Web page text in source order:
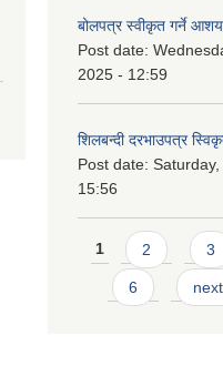
बोलपत्र स्वीकृत गर्ने
Post date:
2025 - 12:59
शिलबन्दी दरभाउपत्र
Post date:
15:56
Pages
1 2 3
6